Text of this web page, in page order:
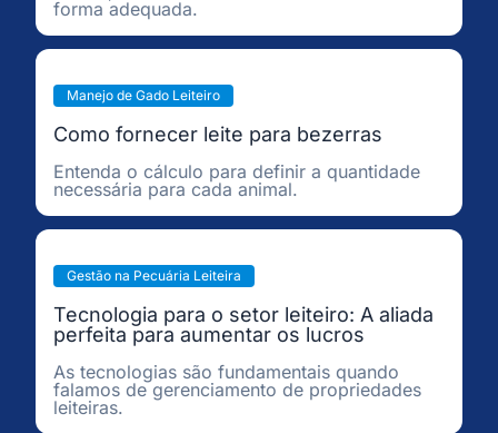
forma adequada.
Manejo de Gado Leiteiro
Como fornecer leite para bezerras
Entenda o cálculo para definir a quantidade
necessária para cada animal.
Gestão na Pecuária Leiteira
Tecnologia para o setor leiteiro: A aliada
perfeita para aumentar os lucros
As tecnologias são fundamentais quando
falamos de gerenciamento de propriedades
leiteiras.